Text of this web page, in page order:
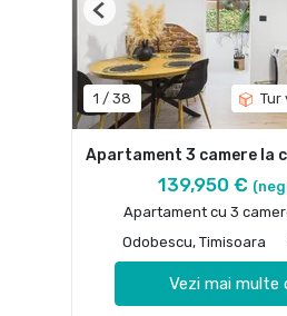
1 / 38 Tur
Previous
Apartament 3 camere la
139,950 €
Apartament cu 3
Odobescu, Timisoara
Vezi mai multe